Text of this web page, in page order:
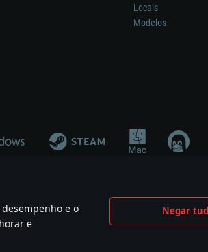
e o
e
Negar
Locais
Modelos
significa participação no desenvolvimento,
are the property of their respective owners.